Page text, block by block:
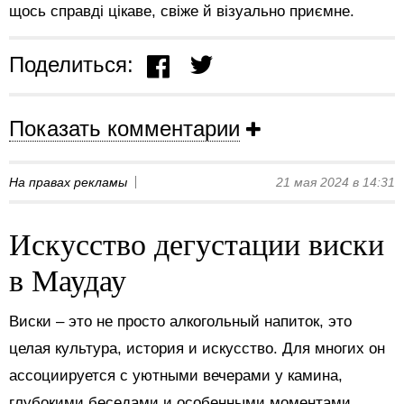
щось справді цікаве, свіже й візуально приємне.
Поделиться:
Показать комментарии
На правах рекламы 21 мая 2024 в 14:31
Искусство дегустации виски
в Маудау
Виски – это не просто алкогольный напиток, это
целая культура, история и искусство. Для многих он
ассоциируется с уютными вечерами у камина,